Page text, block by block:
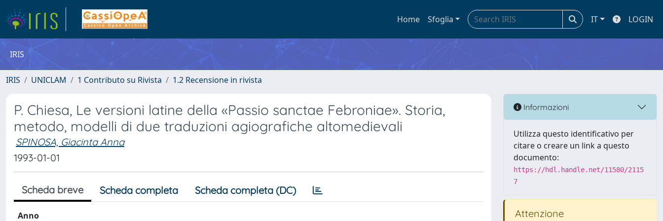
Home Sfoglia IT LOGIN
IRIS
IRIS UNICLAM 1 Contributo su Rivista 1.2 Recensione in rivista
P. Chiesa, Le versioni latine della «Passio sanctae Febroniae». Storia,
metodo, modelli di due traduzioni agiografiche altomedievali
SPINOSA, Giacinta Anna
1993-01-01
Scheda breve Scheda completa Scheda completa (DC)
Anno
Informazioni
Utilizza questo identificativo per
citare o creare un link a questo
documento:
https://hdl.handle.net/11580/2115
7
Attenzione